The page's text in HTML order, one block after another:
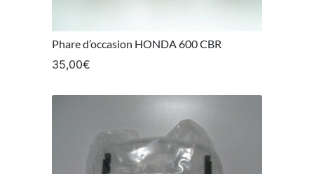
Phare d’occasion HONDA 600 CBR
35,00€